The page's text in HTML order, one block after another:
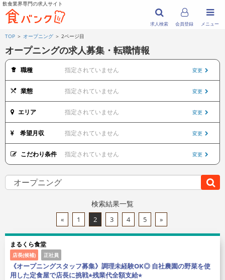
飲食業界専門の求人サイト
メニュー
求人検索 会員登録
TOP ＞ オープニング ＞ 2ページ目
オープニングの求人募集・転職情報
職種 指定されていません 変更
業態 指定されていません 変更
エリア 指定されていません 変更
希望月収 指定されていません 変更
こだわり条件 指定されていません 変更
検索結果一覧
« 1 2 3 4 5 »
まるくら食堂
店長(候補) 正社員
《オープニングスタッフ募集》調理未経験OK◎ 自社農園の野菜を使
用した定食屋で店長に挑戦⭐︎残業代全額支給⭐︎